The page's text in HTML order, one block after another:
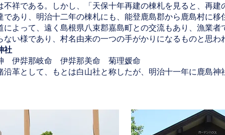
不祥である。しかし、「天保十年再建の棟札を見ると、再
であり、明治十二年の棟札にも、能登鹿島郡から鹿島村に
によって、遠く島根県八束郡嘉島町との交流もあり、漁業
ない様であり、村名由来の一つの手がかりになるものと思わ
社
伊弉那岐命 伊弉那美命 菊理媛命
革として、もとは白山社と称したが、明治十一年に鹿島神